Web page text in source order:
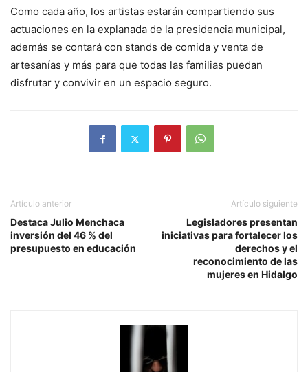
Como cada año, los artistas estarán compartiendo sus
actuaciones en la explanada de la presidencia municipal,
además se contará con stands de comida y venta de
artesanías y más para que todas las familias puedan
disfrutar y convivir en un espacio seguro.
Artículo anterior
Destaca Julio Menchaca
inversión del 46 % del
presupuesto en educación
Artículo siguiente
Legisladores presentan
iniciativas para fortalecer los
derechos y el
reconocimiento de las
mujeres en Hidalgo